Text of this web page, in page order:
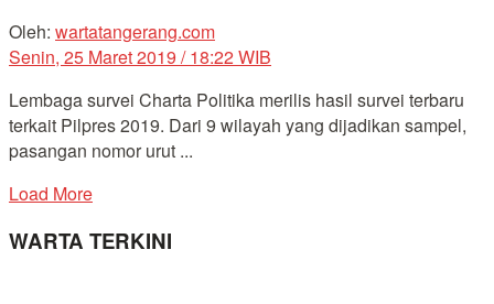
Oleh: wartatangerang.com
Senin, 25 Maret 2019 / 18:22 WIB
Lembaga survei Charta Politika merilis hasil survei terbaru
terkait Pilpres 2019. Dari 9 wilayah yang dijadikan sampel,
pasangan nomor urut ...
Load More
WARTA TERKINI